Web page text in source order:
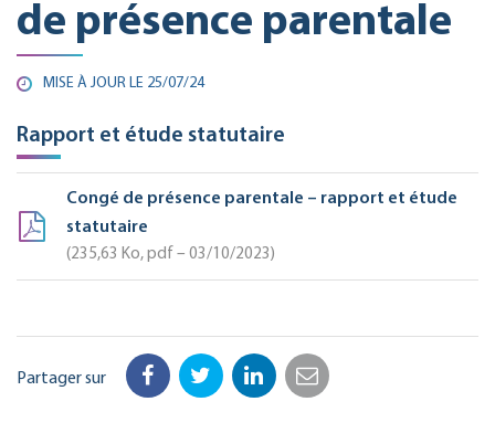
de présence parentale
MISE À JOUR LE 25/07/24
Rapport et étude statutaire
Congé de présence parentale – rapport et étude
statutaire
235,63 Ko, pdf – 03/10/2023
Partager sur Facebook
TwitterLinkedIn
Email